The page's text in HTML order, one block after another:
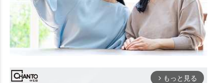
arrow_forward_ios もっと見る